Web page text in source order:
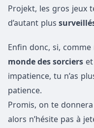
Projekt, les gros jeux
d’autant plus
Enfin donc, si,
monde des sorciers
impatience, tu n’as
patience.
Promis, on te
alors n’hésite pas à